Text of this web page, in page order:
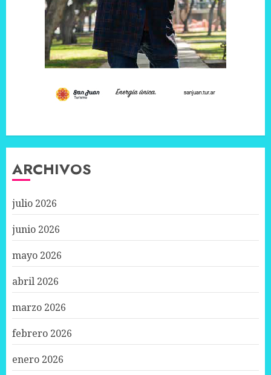
ARCHIVOS
julio 2026
junio 2026
mayo 2026
abril 2026
marzo 2026
febrero 2026
enero 2026